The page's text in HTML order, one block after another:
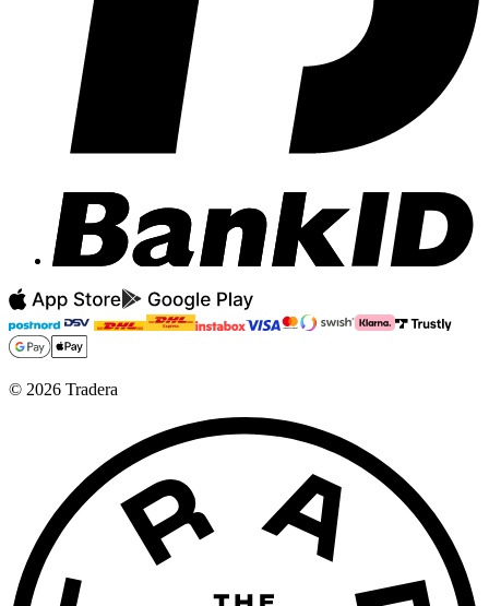
© 2026 Tradera